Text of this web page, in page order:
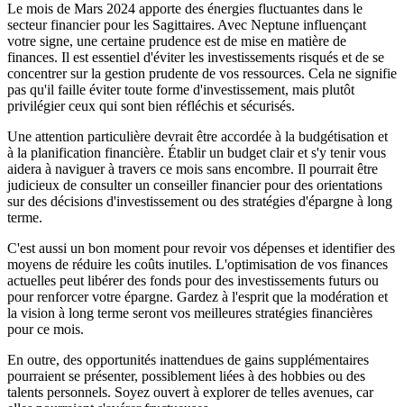
Le mois de Mars 2024 apporte des énergies fluctuantes dans le
secteur financier pour les Sagittaires. Avec Neptune influençant
votre signe, une certaine prudence est de mise en matière de
finances. Il est essentiel d'éviter les investissements risqués et de se
concentrer sur la gestion prudente de vos ressources. Cela ne signifie
pas qu'il faille éviter toute forme d'investissement, mais plutôt
privilégier ceux qui sont bien réfléchis et sécurisés.
Une attention particulière devrait être accordée à la budgétisation et
à la planification financière. Établir un budget clair et s'y tenir vous
aidera à naviguer à travers ce mois sans encombre. Il pourrait être
judicieux de consulter un conseiller financier pour des orientations
sur des décisions d'investissement ou des stratégies d'épargne à long
terme.
C'est aussi un bon moment pour revoir vos dépenses et identifier des
moyens de réduire les coûts inutiles. L'optimisation de vos finances
actuelles peut libérer des fonds pour des investissements futurs ou
pour renforcer votre épargne. Gardez à l'esprit que la modération et
la vision à long terme seront vos meilleures stratégies financières
pour ce mois.
En outre, des opportunités inattendues de gains supplémentaires
pourraient se présenter, possiblement liées à des hobbies ou des
talents personnels. Soyez ouvert à explorer de telles avenues, car